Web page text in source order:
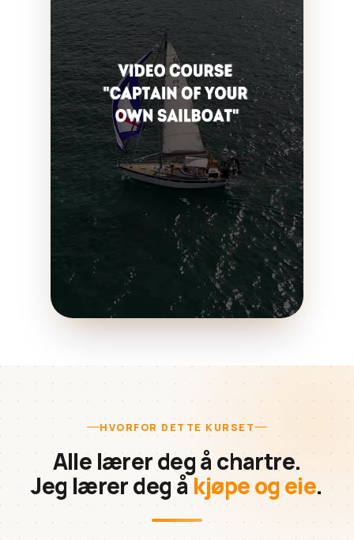
HVORFOR DETTE KURSET
Alle lærer deg å chartre.
Jeg lærer deg åkjøpe og eie.